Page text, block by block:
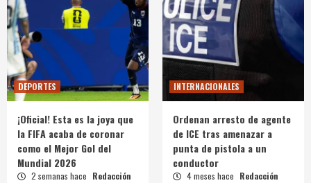
DEPORTES
¡Oficial! Esta es la joya que
la FIFA acaba de coronar
como el Mejor Gol del
Mundial 2026
2 semanas hace Redacción
INTERNACIONALES
Ordenan arresto de agente
de ICE tras amenazar a
punta de pistola a un
conductor
4 meses hace Redacción